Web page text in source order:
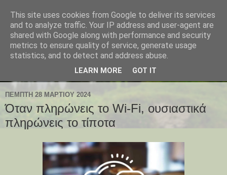
ΠΈΜΠΤΗ 28 ΜΑΡΤΊΟΥ 2024
Όταν πληρώνεις το Wi-Fi, ουσιαστικά
πληρώνεις το τίποτα
This site uses cookies from Google to deliver its services
and to analyze traffic. Your IP address and user-agent are
shared with Google along with performance and security
metrics to ensure quality of service, generate usage
statistics, and to detect and address abuse.
LEARN MORE GOT IT